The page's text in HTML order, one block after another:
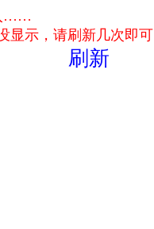
……
显示，请刷新几次即可
刷新